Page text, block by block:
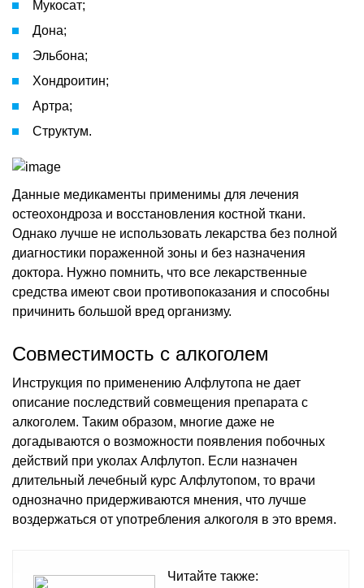
Мукосат;
Дона;
Эльбона;
Хондроитин;
Артра;
Структум.
Данные медикаменты применимы для лечения
остеохондроза и восстановления костной ткани.
Однако лучше не использовать лекарства без полной
диагностики пораженной зоны и без назначения
доктора. Нужно помнить, что все лекарственные
средства имеют свои противопоказания и способны
причинить большой вред организму.
Совместимость с алкоголем
Инструкция по применению Алфлутопа не дает
описание последствий совмещения препарата с
алкоголем. Таким образом, многие даже не
догадываются о возможности появления побочных
действий при уколах Алфлутоп. Если назначен
длительный лечебный курс Алфлутопом, то врачи
однозначно придерживаются мнения, что лучше
воздержаться от употребления алкоголя в это время.
Читайте также: